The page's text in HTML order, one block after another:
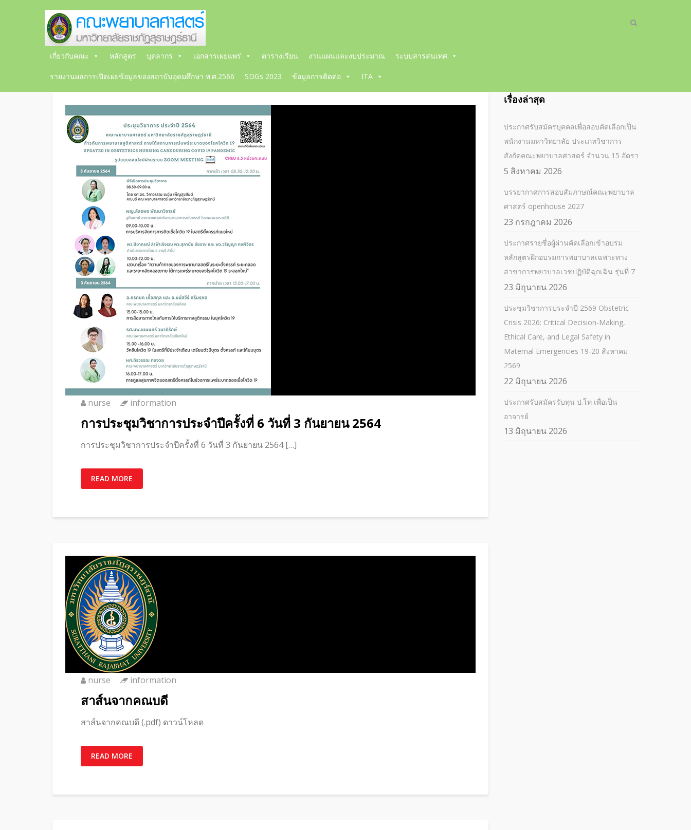
เกี่ยวกับคณะ หลักสูตร บุคลากร เอกสารเผยแพร่ ตารางเรียน งานแผนและงบประมาณ ระบบสารสนเทศ
รายงานผลการเปิดเผยข้อมูลของสถาบันอุดมศึกษา พ.ศ.2566 SDGs 2023 ข้อมูลการติดต่อ ITA
nurse information
การประชุมวิชาการประจำปีครั้งที่ 6 วันที่ 3 กันยายน 2564
การประชุมวิชาการประจำปีครั้งที่ 6 วันที่ 3 กันยายน 2564 […]
READ MORE
nurse information
สาส์นจากคณบดี
สาส์นจากคณบดี (.pdf) ดาวน์โหลด
READ MORE
เรื่องล่าสุด
ประกาศรับสมัครบุคคลเพื่อสอบคัดเลือกเป็น
พนักงานมหาวิทยาลัย ประเภทวิชาการ
สังกัดคณะพยาบาลศาสตร์ จำนวน 15 อัตรา
5 สิงหาคม 2026
บรรยากาศการสอบสัมภาษณ์คณะพยาบาล
ศาสตร์ openhouse 2027
23 กรกฎาคม 2026
ประกาศรายชื่อผู้ผ่านคัดเลือกเข้าอบรม
หลักสูตรฝึกอบรมการพยาบาลเฉพาะทาง
สาขาการพยาบาลเวชปฏิบัติฉุกเฉิน รุ่นที่ 7
23 มิถุนายน 2026
ประชุมวิชาการประจำปี 2569 Obstetric
Crisis 2026: Critical Decision-Making,
Ethical Care, and Legal Safety in
Maternal Emergencies 19-20 สิงหาคม
2569
22 มิถุนายน 2026
ประกาศรับสมัครรับทุน ป.โท เพื่อเป็น
อาจารย์
13 มิถุนายน 2026